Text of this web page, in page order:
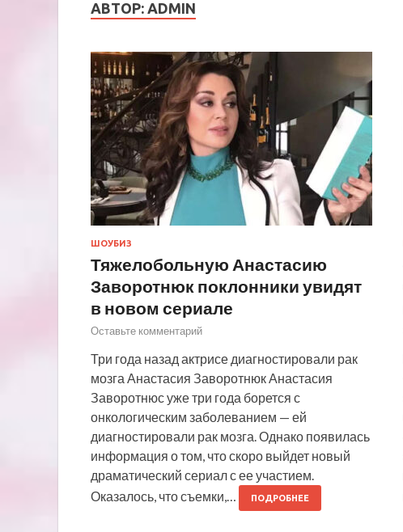
АВТОР: ADMIN
ШОУБИЗ
Тяжелобольную Анастасию
Заворотнюк поклонники увидят
в новом сериале
Оставьте комментарий
Три года назад актрисе диагностировали рак
мозга Анастасия Заворотнюк Анастасия
Заворотнюс уже три года борется с
онкологическим заболеванием — ей
диагностировали рак мозга. Однако появилась
информация о том, что скоро выйдет новый
драматический сериал с ее участием.
Оказалось, что съемки,…
ПОДРОБНЕЕ